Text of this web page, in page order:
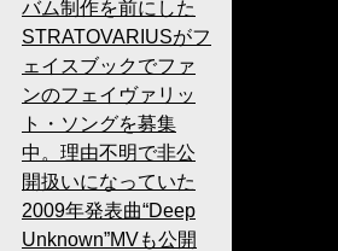
バム制作を前にした
STRATOVARIUSがフ
ェイスブックでファ
ンのフェイヴァリッ
ト・ソングを募集
中。理由不明で非公
開扱いになっていた
2009年発表曲“Deep
Unknown”MVも公開